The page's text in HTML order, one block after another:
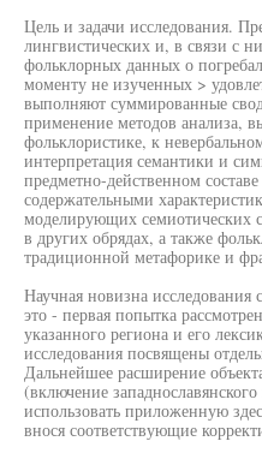
Цель и задачи исследования.
лингвистических и, в связи с
фольклорных данных о
моменту не изученных >
выполняют суммированные
применение методов анализа,
фольклористике, к
интерпретация семантики и
предметно-действенном
содержательными
моделирующих семиотических
в других обрядах, а также
традиционной метафорике и
Научная новизна исследования
это - первая попытка
указанного региона и его
исследования посвящены
Дальнейшее расширение
(включение
использовать приложенную
внося соответствующие